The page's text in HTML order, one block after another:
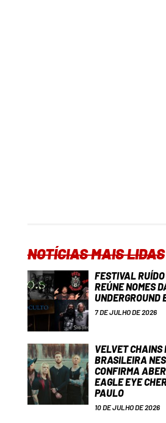
NOTÍCIAS MAIS LIDAS
FESTIVAL
REÚNE NOMES
UNDERGROUND
7 DE JULHO DE 2026
VELVET CHAINS
BRASILEIRA
CONFIRMA
EAGLE EYE
PAULO
10 DE JULHO DE 2026